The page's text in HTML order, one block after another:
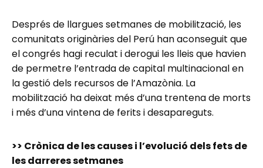
Després de llargues setmanes de mobilització, les
comunitats originàries del Perú han aconseguit que
el congrés hagi reculat i derogui les lleis que havien
de permetre l’entrada de capital multinacional en
la gestió dels recursos de l’Amazònia. La
mobilització ha deixat més d’una trentena de morts
i més d’una vintena de ferits i desapareguts.
>> Crònica de les causes i l’evolució dels fets de
les darreres setmanes